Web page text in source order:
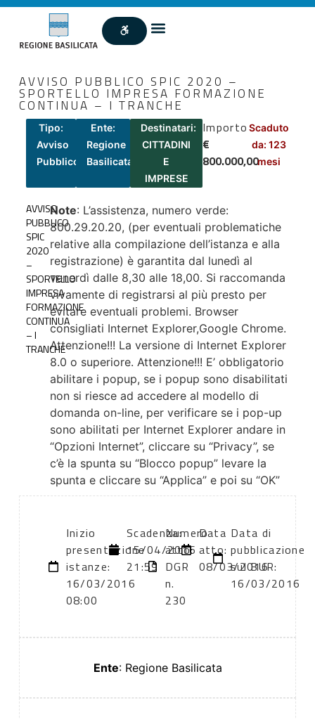
AVVISO PUBBLICO SPIC 2020 –
SPORTELLO IMPRESA FORMAZIONE
CONTINUA – I TRANCHE
Tipo:
Avviso
Pubblico
Ente:
Regione
Basilicata
Destinatari:
CITTADINI
E
IMPRESE
Importo
€
800.000,00
Scaduto
da: 123
mesi
AVVISO
PUBBLICO
SPIC
2020
–
SPORTELLO
IMPRESA
FORMAZIONE
CONTINUA
– I
TRANCHE
Note: L’assistenza, numero verde:
800.29.20.20, (per eventuali problematiche
relative alla compilazione dell’istanza e alla
registrazione) è garantita dal lunedì al
venerdì dalle 8,30 alle 18,00. Si raccomanda
vivamente di registrarsi al più presto per
evitare eventuali problemi. Browser
consigliati Internet Explorer,Google Chrome.
Attenzione!!! La versione di Internet Explorer
8.0 o superiore. Attenzione!!! E’ obbligatorio
abilitare i popup, se i popup sono disabilitati
non si riesce ad accedere al modello di
domanda on-line, per verificare se i pop-up
sono abilitati per Internet Explorer andare in
“Opzioni Internet”, cliccare su “Privacy”, se
c’è la spunta su “Blocco popup” levare la
spunta e cliccare su “Applica” e poi su “OK”
Inizio
presentazione
istanze:
16/03/2016
08:00
Scadenza:
15/04/2016
21:59
Numero
atto:
DGR
n.
230
Data
atto:
08/03/2016
Data di
pubblicazione
sul BUR:
16/03/2016
Ente: Regione Basilicata